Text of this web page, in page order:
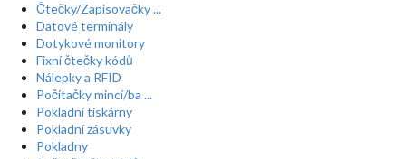
Čtečky/Zapisovačky ...
Datové terminály
Dotykové monitory
Fixní čtečky kódů
Nálepky a RFID
Počítačky mincí/ba ...
Pokladní tiskárny
Pokladní zásuvky
Pokladny